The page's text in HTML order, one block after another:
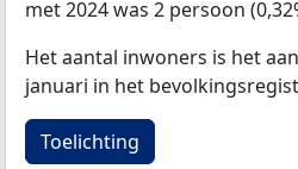
met 2024 was 2 persoon
Het aantal inwoners is het
januari in het
Toelichting